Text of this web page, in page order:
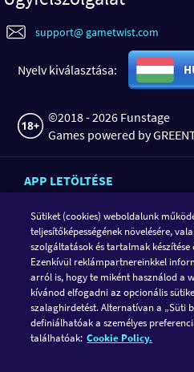
support@ gametwist.com
Nyelv kiválasztása:
©2018 - 2026 Funstage
Games powered by
APP LETÖLTÉSE
KÖVESD A GAMETWIST-ET
Sütiket (cookies) weboldalunk
teljesítőképességének növelésére,
szolgáltatások és tartalmak
Ezenkívül reklámpartnereinkkel
arról is, hogy te miként használod a
kívánod elfogadni az opcionális
szalaghirdetést. Alternatívan a „Süti
definiálhatóak a személyes
találhatóak: Cookie Policy.